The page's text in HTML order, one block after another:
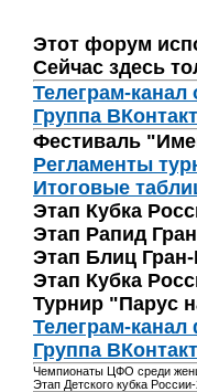
Этот форум
Сейчас здесь
Телеграм-
Группа
Фестиваль
Регламенты
Итоговые
Этап Кубка
Этап Рапид
Этап Блиц
Этап Кубка
Турнир "Парус
Телеграм-канал
Группа
Чемпионаты ЦФО среди
Этап Детского кубка